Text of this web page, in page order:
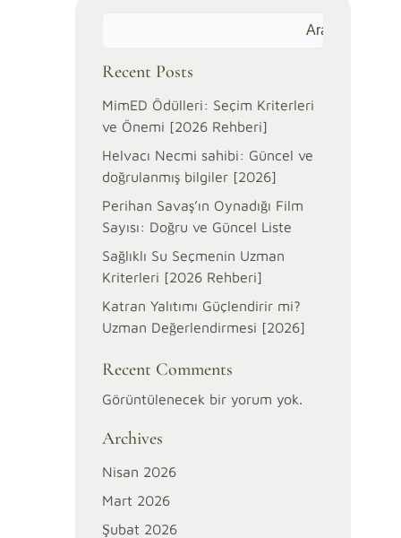
Ara
Recent Posts
MimED Ödülleri: Seçim Kriterleri
ve Önemi [2026 Rehberi]
Helvacı Necmi sahibi: Güncel ve
doğrulanmış bilgiler [2026]
Perihan Savaş’ın Oynadığı Film
Sayısı: Doğru ve Güncel Liste
Sağlıklı Su Seçmenin Uzman
Kriterleri [2026 Rehberi]
Katran Yalıtımı Güçlendirir mi?
Uzman Değerlendirmesi [2026]
Recent Comments
Görüntülenecek bir yorum yok.
Archives
Nisan 2026
Mart 2026
Şubat 2026